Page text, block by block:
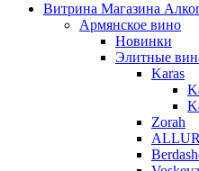
Витрина Магазина
Армянское вино
Новинки
Элитные
Karas
Zorah